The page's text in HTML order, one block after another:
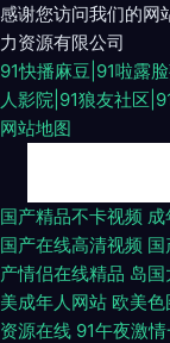
感谢您访问我们的网
力资源有限公司
91快播麻豆|91啦露
人影院|91狼友社区
网站地图
欧美黄色BB片 久草
品国产性爱av 亚洲
亚洲天堂淫乱乱 久久
国产精品不卡视频
国产在线高清视频 国
产情侣在线精品 岛
美成年人网站 欧美色
资源在线 91午夜激